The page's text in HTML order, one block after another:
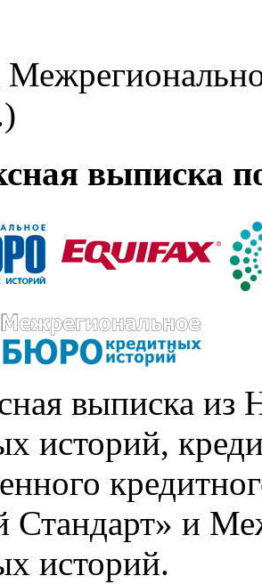
выписка
выписка из
историй,
Стандарт» и
историй.